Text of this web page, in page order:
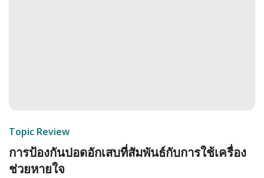
Topic Review
การป้องกันปอดอักเสบที่สัมพันธ์กับการใช้เครื่อง
ช่วยหายใจ